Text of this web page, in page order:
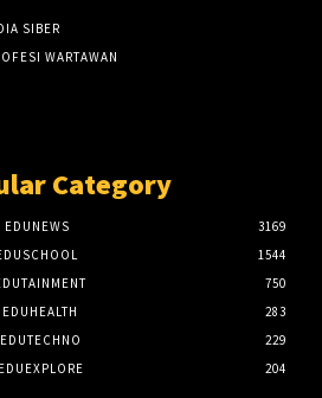
SIBER
WARTAWAN
Category
EDUNEWS
3169
1544
750
EDUHEALTH
283
EDUTECHNO
229
EDUEXPLORE
204